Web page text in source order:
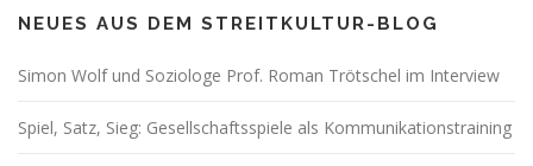
a
i
g
NEUES AUS DEM STREITKULTUR-BLOG
Simon Wolf und Soziologe Prof. Roman Trötschel im Interview
Spiel, Satz, Sieg: Gesellschaftsspiele als Kommunikationstraining